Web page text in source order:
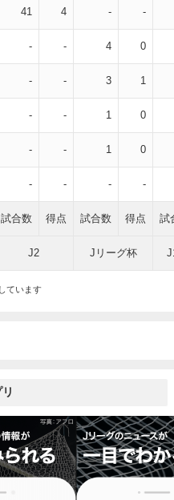
41 4 - -
- - 4 0
- - 3 1
- - 1 0
- - 1 0
- - - -
試合数 得点 試合数 得点 試
J2 Jリーグ杯
ています